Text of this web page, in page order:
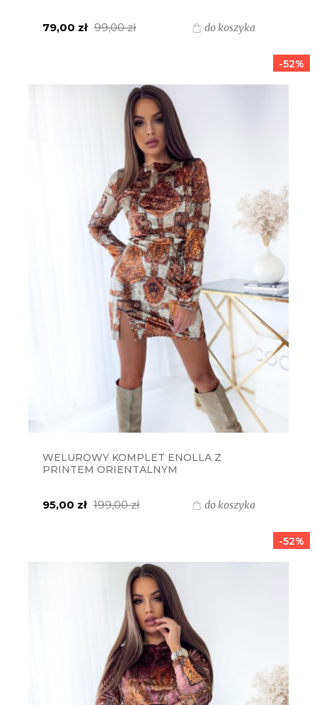
79,00 zł 99,00 zł do koszyka
WELUROWY KOMPLET ENOLLA Z
PRINTEM ORIENTALNYM
95,00 zł 199,00 zł do koszyka
-52%
-52%